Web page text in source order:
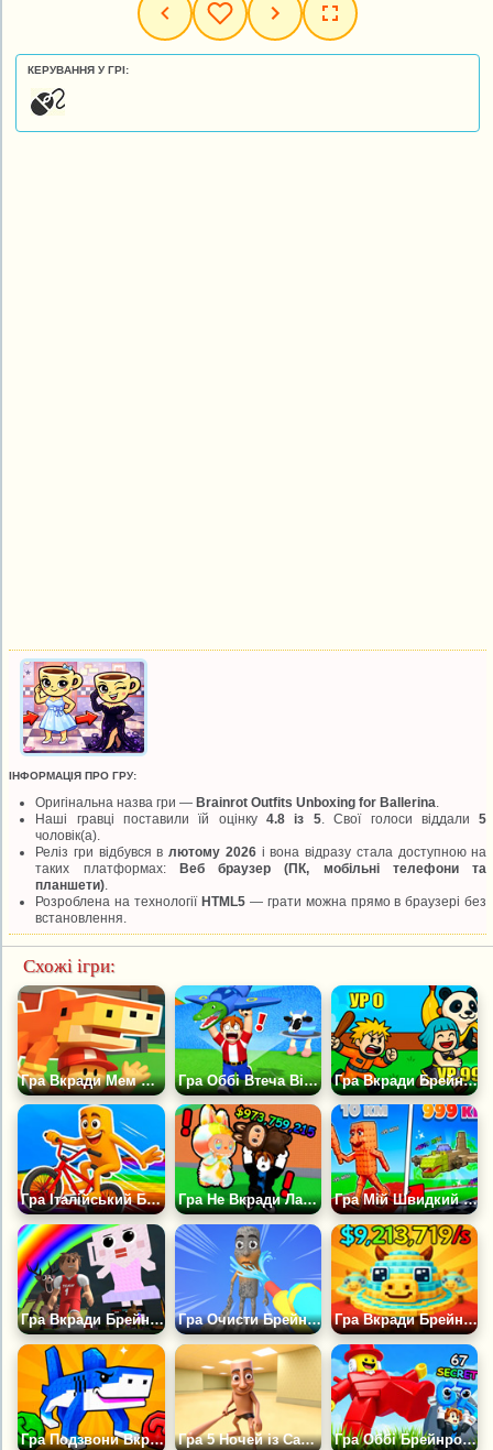
КЕРУВАННЯ У ГРІ:
ІНФОРМАЦІЯ ПРО ГРУ:
Оригінальна назва гри —Brainrot Outfits Unboxing for Ballerina
Наші гравці поставили їй оцінку4.8 із 5. Свої голоси віддали5
чоловік(а).
Реліз гри відбувся влютому 2026і вона відразу стала доступною на
таких платформах: Веб браузер (ПК, мобільні телефони та
планшети)
Розроблена на технології HTML5— грати можна прямо в браузері без
встановлення.
Схожі ігри:
Гра Вкради Мем Брейнрот Гра Оббі Втеча Від Цунамі Брейнрот Гра Вкради Брейнрот. Оббі: Італійські Меми
Гра Італійський Брейнрот Велоліпедний Заїзд Гра Не Вкради Лабубу Оббі Сплячий Магнат Тайкун +1 3D Гра Мій Швидкий Брейнрот
Гра Вкради Брейнрот: 99 Ночей в Лісі Гра Очисти Брейнротов Гра Вкради Брейнрот 3D
Гра Подзвони Вкради Брейнрот Гра 5 Ночей із Сахуром у Закуліссі Гра Оббі Брейнрот: Зменшся Заради Мемів